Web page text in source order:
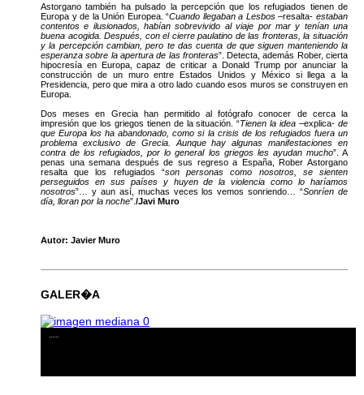
Astorgano también ha pulsado la percepción que los refugiados tienen de
Europa y de la Unión Europea. “Cuando llegaban a Lesbos–resalta-estaban
contentos e ilusionados, habían sobrevivido al viaje por mar y tenían una
buena acogida. Después, con el cierre paulatino de las fronteras, la situación
y la percepción cambian, pero te das cuenta de que siguen manteniendo la
esperanza sobre la apertura de las fronteras”. Detecta, además Rober, cierta
hipocresía en Europa, capaz de criticar a Donald Trump por anunciar la
construcción de un muro entre Estados Unidos y México si llega a la
Presidencia, pero que mira a otro lado cuando esos muros se construyen en
Europa.
Dos meses en Grecia han permitido al fotógrafo conocer de cerca la
impresión que los griegos tienen de la situación. “Tienen la idea –explica-de
que Europa los ha abandonado, como si la crisis de los refugiados fuera un
problema exclusivo de Grecia. Aunque hay algunas manifestaciones en
contra de los refugiados, por lo general los griegos les ayudan mucho”. A
penas una semana después de sus regreso a España, Rober Astorgano
resalta que los refugiados “son personas como nosotros, se sienten
perseguidos en sus países y huyen de la violencia como lo haríamos
nosotros”… y aun así, muchas veces los vemos sonriendo… “Sonríen de
día, lloran por la noche”. /Javi Muro
Autor: Javier Muro
GALER�A